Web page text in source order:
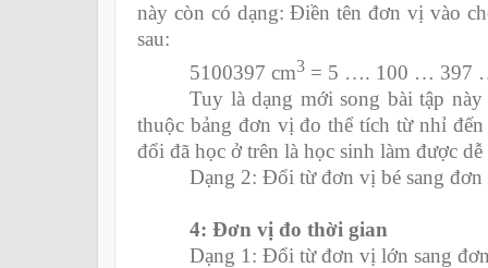
này còn có dạng: Điền tên đơn vị vào
sau:
5100397 cm3 = 5 …. 100 … 397
Tuy là dạng mới song bài tập
thuộc bảng đơn vị đo thể tích từ nhỉ
đổi đã học ở trên là học sinh làm được dễ
Dạng 2: Đổi từ đơn vị bé sang
4: Đơn vị đo thời gian
Dạng 1: Đổi từ đơn vị lớn sang